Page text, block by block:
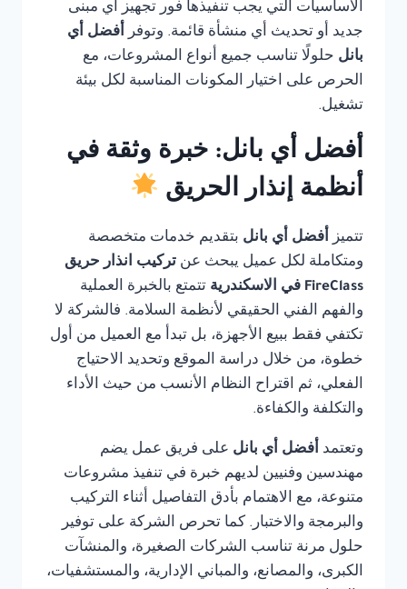
الأساسيات التي يجب تنفيذها فور تجهيز أي مبنى
جديد أو تحديث أي منشأة قائمة. وتوفر أفضل أي
بانل حلولًا تناسب جميع أنواع المشروعات، مع
الحرص على اختيار المكونات المناسبة لكل بيئة
تشغيل.
أفضل أي بانل: خبرة وثقة في
أنظمة إنذار الحريق
تتميز أفضل أي بانل بتقديم خدمات متخصصة
ومتكاملة لكل عميل يبحث عن تركيب انذار حريق
FireClass في الاسكندرية
تتمتع بالخبرة العملية
والفهم الفني الحقيقي لأنظمة السلامة. فالشركة لا
تكتفي فقط ببيع الأجهزة، بل تبدأ مع العميل من أول
خطوة، من خلال دراسة الموقع وتحديد الاحتياج
الفعلي، ثم اقتراح النظام الأنسب من حيث الأداء
والتكلفة والكفاءة.
وتعتمد أفضل أي بانل على فريق عمل يضم
مهندسين وفنيين لديهم خبرة في تنفيذ مشروعات
متنوعة، مع الاهتمام بأدق التفاصيل أثناء التركيب
والبرمجة والاختبار. كما تحرص الشركة على توفير
حلول مرنة تناسب الشركات الصغيرة، والمنشآت
الكبرى، والمصانع، والمباني الإدارية، والمستشفيات،